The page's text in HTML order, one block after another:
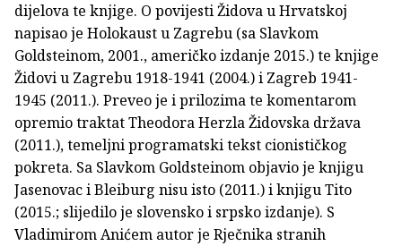
dijelova te knjige. O povijesti Židova u Hrvatskoj
napisao je Holokaust u Zagrebu (sa Slavkom
Goldsteinom, 2001., američko izdanje 2015.) te knjige
Židovi u Zagrebu 1918-1941 (2004.) i Zagreb 1941-
1945 (2011.). Preveo je i prilozima te komentarom
opremio traktat Theodora Herzla Židovska država
(2011.), temeljni programatski tekst cionističkog
pokreta. Sa Slavkom Goldsteinom objavio je knjigu
Jasenovac i Bleiburg nisu isto (2011.) i knjigu Tito
(2015.; slijedilo je slovensko i srpsko izdanje). S
Vladimirom Anićem autor je Rječnika stranih